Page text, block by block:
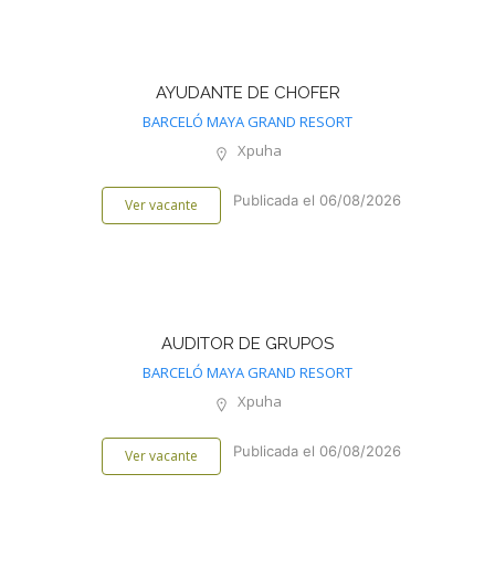
AYUDANTE DE CHOFER
BARCELÓ MAYA GRAND RESORT
Xpuha
Ver vacante Publicada el 06/08/2026
AUDITOR DE GRUPOS
BARCELÓ MAYA GRAND RESORT
Xpuha
Ver vacante Publicada el 06/08/2026